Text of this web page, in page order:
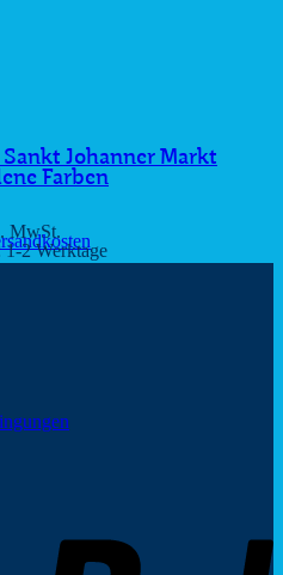
Johanner Markt
Farben
MwSt.
1-2 Werktage